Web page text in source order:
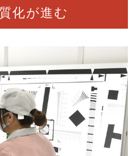
化が進む